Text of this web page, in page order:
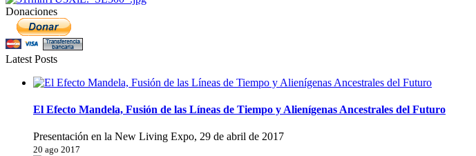
Donaciones
Latest Posts
El Efecto Mandela, Fusión de las Líneas de Tiempo y Alienígenas Ancestrales del Futuro
Presentación en la New Living Expo, 29 de abril de 2017
20 ago 2017